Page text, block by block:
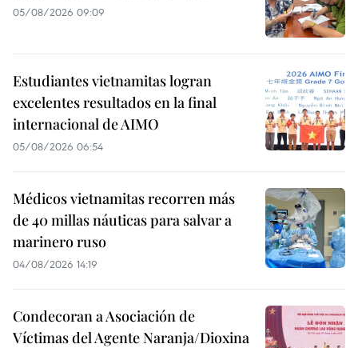
05/08/2026 09:09
Estudiantes vietnamitas logran
excelentes resultados en la final
internacional de AIMO
05/08/2026 06:54
Médicos vietnamitas recorren más
de 40 millas náuticas para salvar a
marinero ruso
04/08/2026 14:19
Condecoran a Asociación de
Víctimas del Agente Naranja/Dioxina